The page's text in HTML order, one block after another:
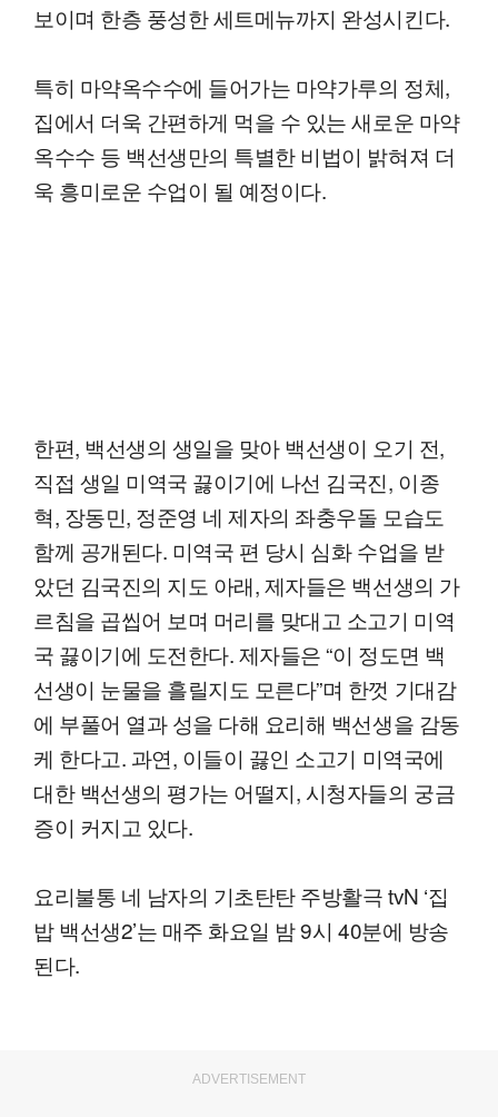
보이며 한층 풍성한 세트메뉴까지 완성시킨다.
특히 마약옥수수에 들어가는 마약가루의 정체,
집에서 더욱 간편하게 먹을 수 있는 새로운 마약
옥수수 등 백선생만의 특별한 비법이 밝혀져 더
욱 흥미로운 수업이 될 예정이다.
한편, 백선생의 생일을 맞아 백선생이 오기 전,
직접 생일 미역국 끓이기에 나선 김국진, 이종
혁, 장동민, 정준영 네 제자의 좌충우돌 모습도
함께 공개된다. 미역국 편 당시 심화 수업을 받
았던 김국진의 지도 아래, 제자들은 백선생의 가
르침을 곱씹어 보며 머리를 맞대고 소고기 미역
국 끓이기에 도전한다. 제자들은 “이 정도면 백
선생이 눈물을 흘릴지도 모른다”며 한껏 기대감
에 부풀어 열과 성을 다해 요리해 백선생을 감동
케 한다고. 과연, 이들이 끓인 소고기 미역국에
대한 백선생의 평가는 어떨지, 시청자들의 궁금
증이 커지고 있다.
요리불통 네 남자의 기초탄탄 주방활극 tvN ‘집
밥 백선생2’는 매주 화요일 밤 9시 40분에 방송
된다.
ADVERTISEMENT